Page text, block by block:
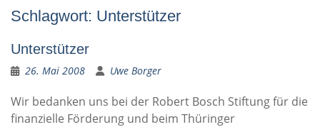
Schlagwort: Unterstützer
Unterstützer
26. Mai 2008 Uwe Borger
Wir bedanken uns bei der Robert Bosch Stiftung für die
finanzielle Förderung und beim Thüringer